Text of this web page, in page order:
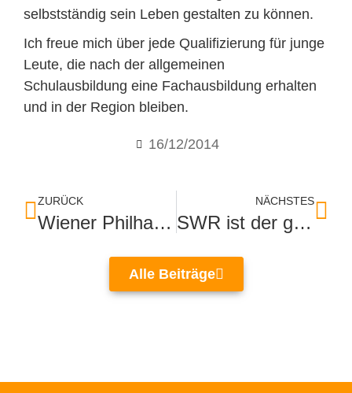
selbstständig sein Leben gestalten zu können.
Ich freue mich über jede Qualifizierung für junge
Leute, die nach der allgemeinen
Schulausbildung eine Fachausbildung erhalten
und in der Region bleiben.
16/12/2014
ZURÜCK
Wiener Philharmoniker erhalten Karajan-Preis
NÄCHSTES
SWR ist der größte Arbeitgeber und bedeutender Standortfaktor
Alle Beiträge